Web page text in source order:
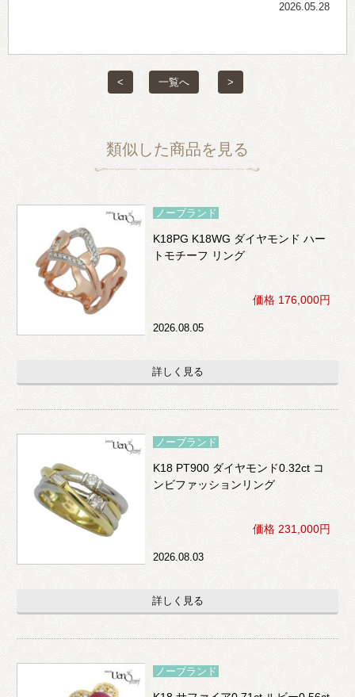
2026.05.28
< 一覧へ >
類似した商品を見る
ノーブランド
K18PG K18WG ダイヤモンド ハー
トモチーフ リング
価格 176,000円
2026.08.05
詳しく見る
ノーブランド
K18 PT900 ダイヤモンド0.32ct コ
ンビファッションリング
価格 231,000円
2026.08.03
詳しく見る
ノーブランド